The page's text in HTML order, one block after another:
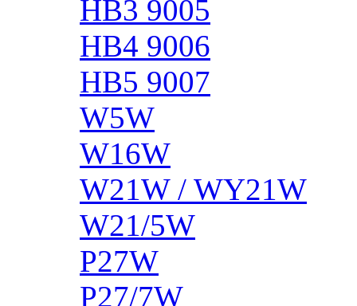
HB3 9005
HB4 9006
HB5 9007
W5W
W16W
W21W / WY21W
W21/5W
P27W
P27/7W